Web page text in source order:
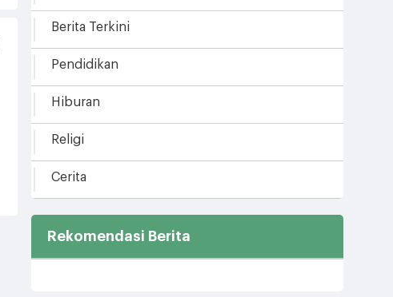
Berita Terkini
Pendidikan
Hiburan
Religi
Cerita
Rekomendasi Berita